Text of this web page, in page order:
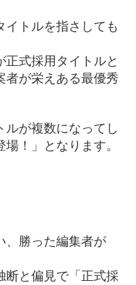
イトルを指さしても
式採用タイトルと
者が栄えある最優秀
ルが複数になってし
！」となります。
、勝った編集者が
断と偏見で「正式採